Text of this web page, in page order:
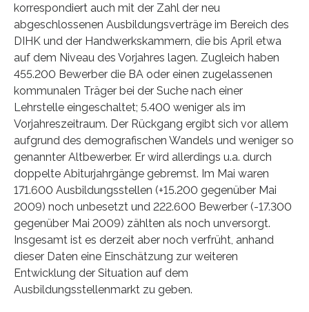
korrespondiert auch mit der Zahl der neu
abgeschlossenen Ausbildungsverträge im Bereich des
DIHK und der Handwerkskammern, die bis April etwa
auf dem Niveau des Vorjahres lagen. Zugleich haben
455.200 Bewerber die BA oder einen zugelassenen
kommunalen Träger bei der Suche nach einer
Lehrstelle eingeschaltet; 5.400 weniger als im
Vorjahreszeitraum. Der Rückgang ergibt sich vor allem
aufgrund des demografischen Wandels und weniger so
genannter Altbewerber. Er wird allerdings u.a. durch
doppelte Abiturjahrgänge gebremst. Im Mai waren
171.600 Ausbildungsstellen (+15.200 gegenüber Mai
2009) noch unbesetzt und 222.600 Bewerber (-17.300
gegenüber Mai 2009) zählten als noch unversorgt.
Insgesamt ist es derzeit aber noch verfrüht, anhand
dieser Daten eine Einschätzung zur weiteren
Entwicklung der Situation auf dem
Ausbildungsstellenmarkt zu geben.